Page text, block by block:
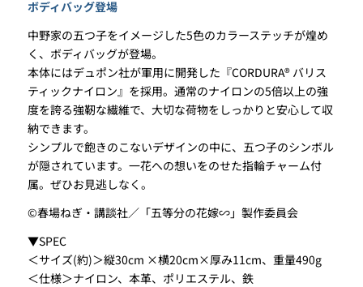
ボディバッグ登場
中野家の五つ子をイメージした5色のカラーステッチが煌め
く、ボディバッグが登場。
本体にはデュポン社が軍用に開発した『CORDURA®︎ バリス
ティックナイロン』を採用。通常のナイロンの5倍以上の強
度を誇る強靭な繊維で、大切な荷物をしっかりと安心して収
納できます。
シンプルで飽きのこないデザインの中に、五つ子のシンボル
が隠されています。一花への想いをのせた指輪チャーム付
属。ぜひお見逃しなく。
©春場ねぎ・講談社／「五等分の花嫁∽」製作委員会
▼SPEC
＜サイズ(約)＞縦30cm ×横20cm×厚み11cm、重量490g
＜仕様＞ナイロン、本革、ポリエステル、鉄